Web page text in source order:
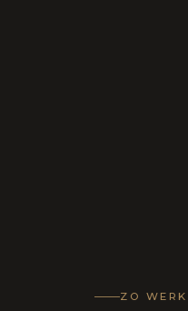
ZO